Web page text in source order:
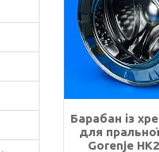
Барабан із
для
Gorenje